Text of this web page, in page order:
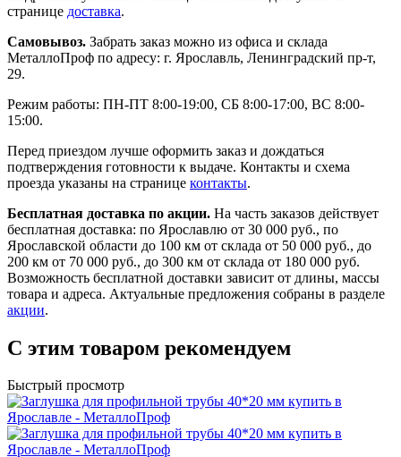
странице доставка.
Самовывоз. Забрать заказ можно из офиса и склада
МеталлоПроф по адресу: г. Ярославль, Ленинградский пр-т,
29.
Режим работы: ПН-ПТ 8:00-19:00, СБ 8:00-17:00, ВС 8:00-
15:00.
Перед приездом лучше оформить заказ и дождаться
подтверждения готовности к выдаче. Контакты и схема
проезда указаны на странице контакты.
Бесплатная доставка по акции. На часть заказов действует
бесплатная доставка: по Ярославлю от 30 000 руб., по
Ярославской области до 100 км от склада от 50 000 руб., до
200 км от 70 000 руб., до 300 км от склада от 180 000 руб.
Возможность бесплатной доставки зависит от длины, массы
товара и адреса. Актуальные предложения собраны в разделе
акции.
С этим товаром рекомендуем
Быстрый просмотр